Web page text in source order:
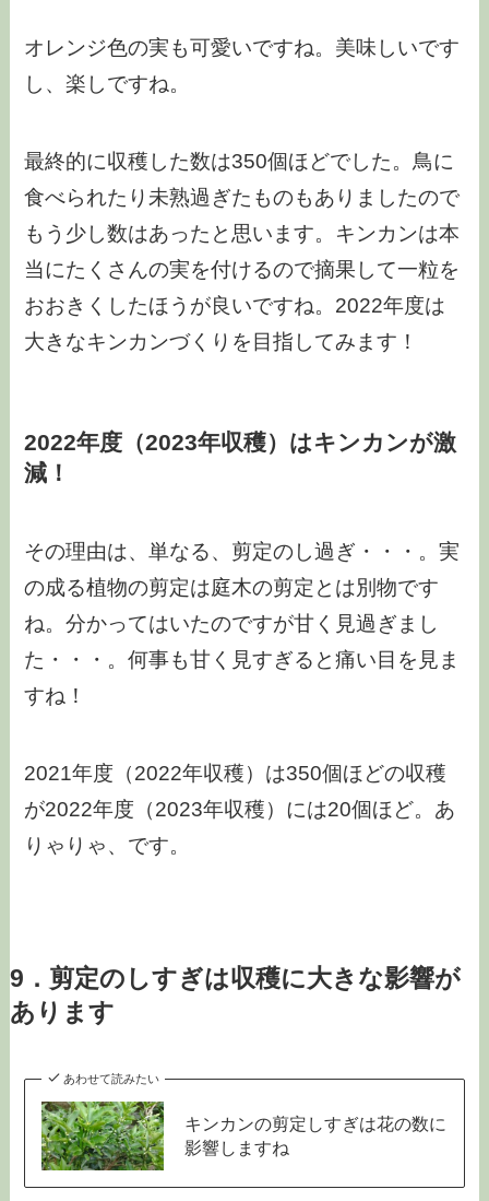
オレンジ色の実も可愛いですね。美味しいです
し、楽しですね。
最終的に収穫した数は350個ほどでした。鳥に
食べられたり未熟過ぎたものもありましたので
もう少し数はあったと思います。キンカンは本
当にたくさんの実を付けるので摘果して一粒を
おおきくしたほうが良いですね。2022年度は
大きなキンカンづくりを目指してみます！
2022年度（2023年収穫）はキンカンが激
減！
その理由は、単なる、剪定のし過ぎ・・・。実
の成る植物の剪定は庭木の剪定とは別物です
ね。分かってはいたのですが甘く見過ぎまし
た・・・。何事も甘く見すぎると痛い目を見ま
すね！
2021年度（2022年収穫）は350個ほどの収穫
が2022年度（2023年収穫）には20個ほど。あ
りゃりゃ、です。
9．剪定のしすぎは収穫に大きな影響が
あります
あわせて読みたい
キンカンの剪定しすぎは花の数に
影響しますね